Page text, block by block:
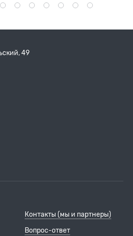
4 5 6 7 8 9 10
49
Контакты (мы и партнеры)
Вопрос-ответ